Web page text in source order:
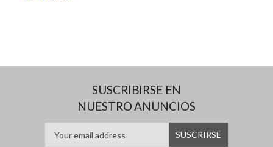
SUSCRIBIRSE EN
NUESTRO ANUNCIOS